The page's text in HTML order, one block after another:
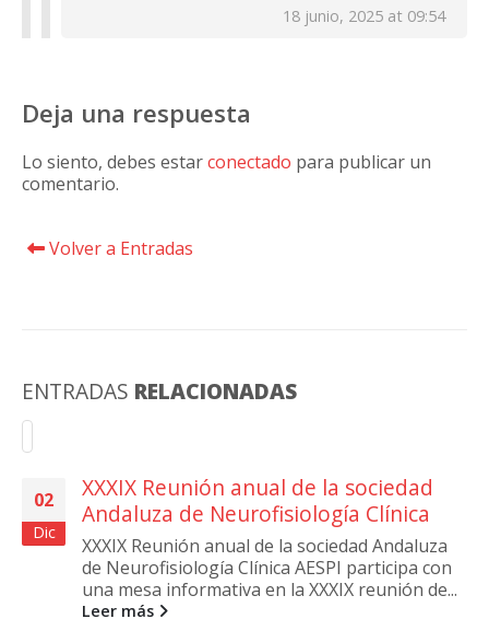
18 junio, 2025 at 09:54
Deja una respuesta
Lo siento, debes estarconectado para publicar un
comentario.
Volver a Entradas
ENTRADAS RELACIONADAS
02
Dic
XXXIX Reunión anual de la sociedad
Andaluza de Neurofisiología Clínica
XXXIX Reunión anual de la sociedad Andaluza
de Neurofisiología Clínica AESPI participa con
una mesa informativa en la XXXIX reunión de...
Leer más